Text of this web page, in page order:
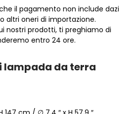
il pagamento non include dazi
altri oneri di importazione.
nostri prodotti, ti preghiamo di
entro 24 ore.
lampada da terra